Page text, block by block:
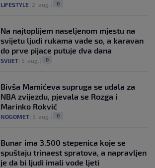
LIFESTYLE 2. aug. 0
Na najtoplijem naseljenom mjestu na
svijetu ljudi rukama vade so, a karavan
do prve pijace putuje dva dana
SVIJET 5. aug. 0
Bivša Mamićeva supruga se udala za
NBA zvijezdu, pjevala se Rozga i
Marinko Rokvić
NOGOMET 5. aug. 0
Bunar imа 3.500 stepenica koje se
spuštaju trinaest spratova, a napravljen
je da bi ljudi imali vode ljeti